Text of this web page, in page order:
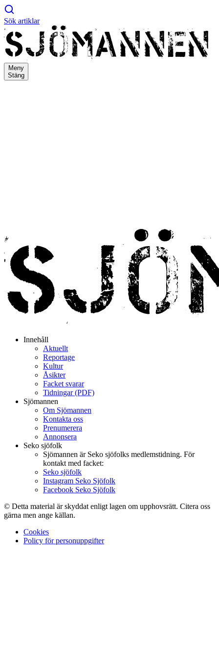
Sök artiklar
Meny
Stäng
Innehåll
Aktuellt
Reportage
Kultur
Åsikter
Facket svarar
Tidningar (PDF)
Sjömannen
Om Sjömannen
Kontakta oss
Prenumerera
Annonsera
Seko sjöfolk
Sjömannen är Seko sjöfolks medlemstidning. För
kontakt med facket:
Seko sjöfolk
Instagram Seko Sjöfolk
Facebook Seko Sjöfolk
© Detta material är skyddat enligt lagen om upphovsrätt. Citera oss
gärna men ange källan.
Cookies
Policy för personuppgifter